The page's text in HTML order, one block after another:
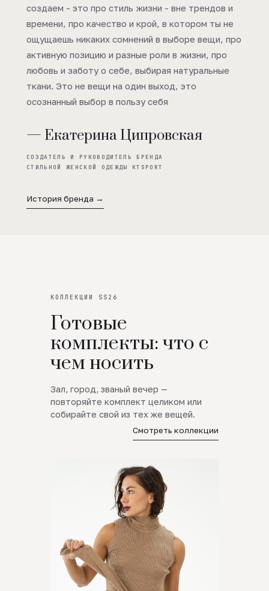
создаем - это про стиль жизни - вне трендов и
времени, про качество и крой, в котором ты не
ощущаешь никаких сомнений в выборе вещи, про
активную позицию и разные роли в жизни, про
любовь и заботу о себе, выбирая натуральные
ткани. Это не вещи на один выход, это
осознанный выбор в пользу себя
— Екатерина Ципровская
СОЗДАТЕЛЬ И РУКОВОДИТЕЛЬ БРЕНДА
СТИЛЬНОЙ ЖЕНСКОЙ ОДЕЖДЫ KTSPORT
История бренда →
КОЛЛЕКЦИИ SS26
Готовые
комплекты: что с
чем носить
Зал, город, званый вечер —
повторяйте комплект целиком или
собирайте свой из тех же вещей.
Смотреть коллекции